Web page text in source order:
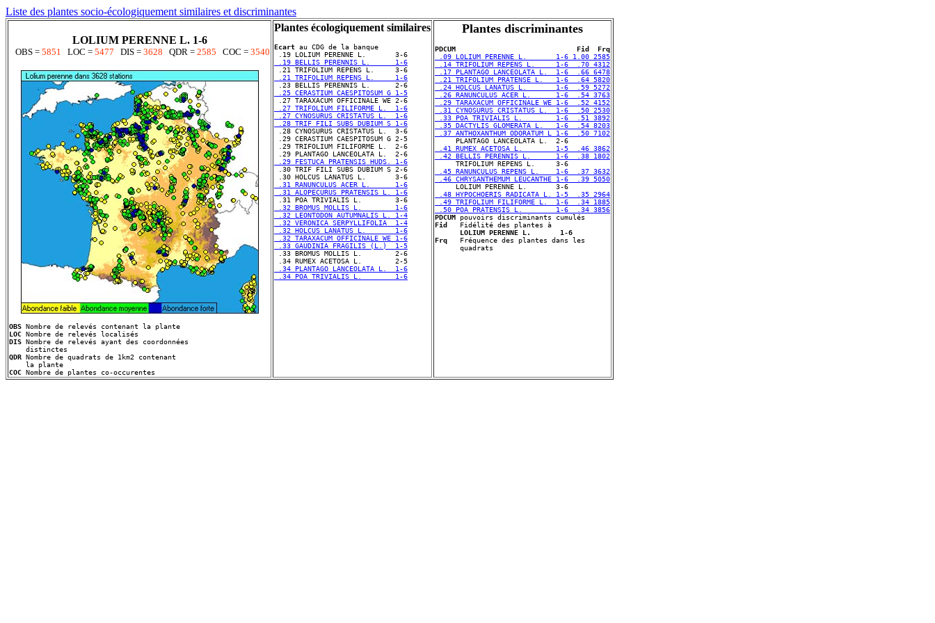
Liste des plantes socio-écologiquement similaires et discriminantes
LOLIUM PERENNE L. 1-6
OBS = 5851 LOC = 5477 DIS = 3628 QDR = 2585 COC = 3540
OBS
LOC
DIS Nombre de relevés ayant des coordonnées
QDR Nombre de quadrats de 1km2 contenant
COC Nombre de plantes co-occurentes
Plantes écologiquement similaires
Ecart au CDG de la banque
.19 BELLIS PERENNIS L.      1-6
.21 TRIFOLIUM REPENS L.     1-6
.25 CERASTIUM CAESPITOSUM G 1-5
.27 TRIFOLIUM FILIFORME L.  1-6
.27 CYNOSURUS CRISTATUS L.  1-6
.28 TRIF FILI SUBS DUBIUM S 1-6
.29 CERASTIUM CAESPITOSUM G 2-5
.29 TRIFOLIUM FILIFORME L.  2-6
.29 FESTUCA PRATENSIS HUDS. 1-6
.31 RANUNCULUS ACER L.      1-6
.31 ALOPECURUS PRATENSIS L. 1-6
.32 BROMUS MOLLIS L.        1-6
.32 LEONTODON AUTUMNALIS L. 1-4
.32 VERONICA SERPYLLIFOLIA  1-4
.32 HOLCUS LANATUS L.       1-6
.32 TARAXACUM OFFICINALE WE 1-6
.33 GAUDINIA FRAGILIS (L.)  1-5
.34 PLANTAGO LANCEOLATA L.  1-6
.34 POA TRIVIALIS L.        1-6
Plantes discriminantes
PDCUM                             Fid  Frq
.09 LOLIUM PERENNE L.       1-6 1.00 2585
.14 TRIFOLIUM REPENS L.     1-6  .70 4312
.17 PLANTAGO LANCEOLATA L.  1-6  .66 6478
.21 TRIFOLIUM PRATENSE L.   1-6  .64 5820
.24 HOLCUS LANATUS L.       1-6  .59 5272
.26 RANUNCULUS ACER L.      1-6  .54 3763
.29 TARAXACUM OFFICINALE WE 1-6  .52 4152
.31 CYNOSURUS CRISTATUS L.  1-6  .50 2530
.33 POA TRIVIALIS L.        1-6  .51 3892
.35 DACTYLIS GLOMERATA L.   1-6  .54 8203
.37 ANTHOXANTHUM ODORATUM L 1-6  .50 7102
.41 RUMEX ACETOSA L.        1-5  .46 3862
.42 BELLIS PERENNIS L.      1-6  .38 1802
.45 RANUNCULUS REPENS L.    1-6  .37 3632
.46 CHRYSANTHEMUM LEUCANTHE 1-6  .39 5050
.48 HYPOCHOERIS RADICATA L. 1-5  .35 2964
.49 TRIFOLIUM FILIFORME L.  1-6  .34 1885
.50 POA PRATENSIS L.        1-6  .34 3856
PDCUM
Fid
Fidélité des plantes à
LOLIUM PERENNE L.       1-6
Frq Fréquence des plantes dans les